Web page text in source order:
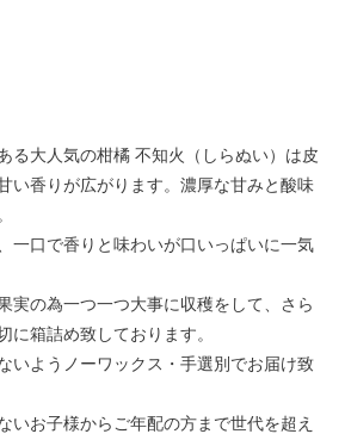
る大人気の柑橘 不知火（しらぬい）は皮
い香りが広がります。濃厚な甘みと酸味
一口で香りと味わいが口いっぱいに一気
実の為一つ一つ大事に収穫をして、さら
に箱詰め致しております。
いようノーワックス・手選別でお届け致
いお子様からご年配の方まで世代を超え